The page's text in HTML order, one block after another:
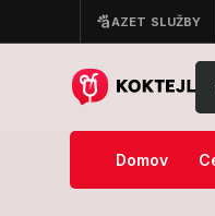
Tragický koniec
Domov